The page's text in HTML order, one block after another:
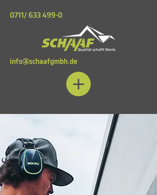
info@schaafgmbh.de
0711/633 499-0